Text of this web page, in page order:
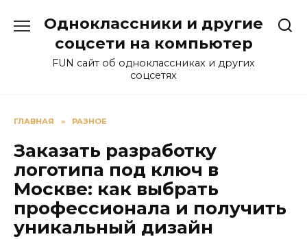
содержанию
Одноклассники и другие
соцсети на компьютер
FUN сайт об одноклассниках и других
соцсетях
ГЛАВНАЯ » РАЗНОЕ
Заказать разработку
логотипа под ключ в
Москве: как выбрать
профессионала и получить
уникальный дизайн